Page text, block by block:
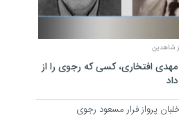
شاهدین
افتخاری، کسی که رجوی را از
پرواز فرار مسعود رجوی